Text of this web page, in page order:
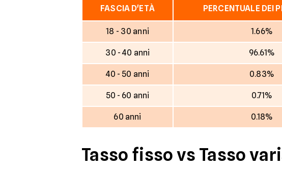
FASCIA D'ETÀ PERCENTUALE DEI
18 - 30 anni 1.66%
30 - 40 anni 96.61%
40 - 50 anni 0.83%
50 - 60 anni 0.71%
60 anni 0.18%
Tasso fisso vs Tasso